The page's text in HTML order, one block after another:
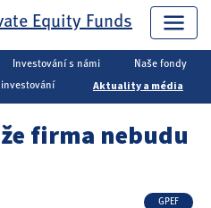
Investování s námi Naše fondy
Aktuality a média
firma nebudu
GPEF